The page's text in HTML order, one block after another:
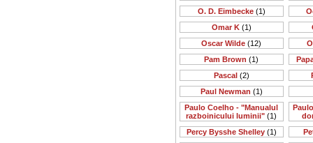
O. D. Eimbecke(1)
Omar K(1)
Oscar Wilde (12)
Pam Brown (1)
Pascal(2)
Paul Newman (1)
Paulo Coelho - "Manualul
razboinicului luminii" (1)
Percy Bysshe Shelley(1)